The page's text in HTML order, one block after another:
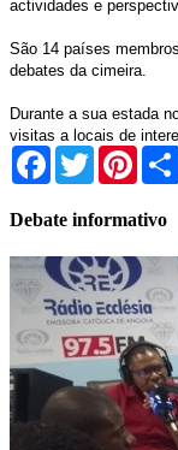
actividades e
São 14 países
debates da cimeira.
Durante a sua estada
visitas a locais de
Facebook
Twitter
Debate informativo